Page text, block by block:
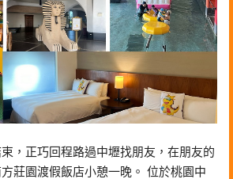
，正巧回程路過中壢找朋友，在朋友的
莊園渡假飯店小憩一晚。 位於桃園中